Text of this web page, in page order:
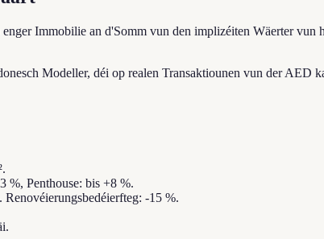
enger Immobilie an d'Somm vun den implizéiten Wäerter
Modeller, déi op realen Transaktiounen vun der AED
%, Penthouse: bis +8 %.
-15 %.